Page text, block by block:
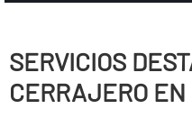
SERVICIOS
CERRAJERO